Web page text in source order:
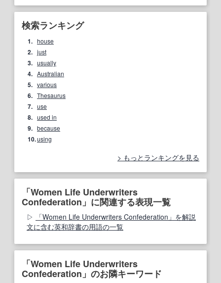
検索ランキング
1. house
2. just
3. usually
4. Australian
5. various
6. Thesaurus
7. use
8. used in
9. because
10.using
もっとランキングを見る
「Women Life Underwriters
Confederation」に関連する表現一覧
「Women Life Underwriters Confederation」を解説
文に含む英和辞書の用語の一覧
「Women Life Underwriters
Confederation」のお隣キーワード